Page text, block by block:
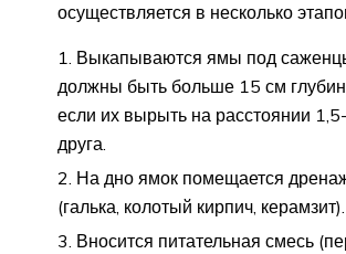
осуществляется в несколько
Выкапываются ямы под
должны быть больше 15 см
если их вырыть на расстоянии
друга.
На дно ямок помещается
(галька, колотый кирпич, керамзит).
Вносится питательная смесь